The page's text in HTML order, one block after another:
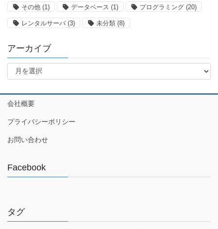
その他 (1) データベース (1) プログラミング (20)
レンタルサーバ (3) 未分類 (8)
アーカイブ
ア
イ
ブ
会社概要
プライバシーポリシー
お問い合わせ
Facebook
タグ